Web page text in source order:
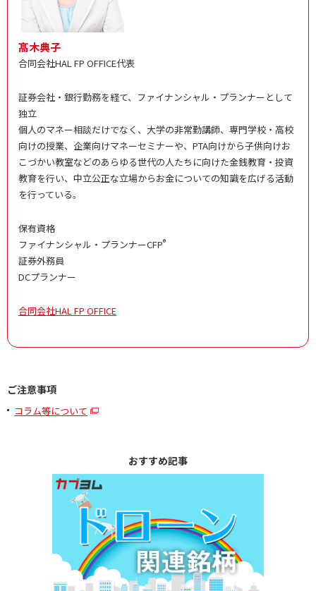
髙木典子
合同会社HAL FP OFFICE代表
証券会社・銀行勤務を経て、ファイナンシャル・プランナーとして
独立
個人のマネー相談だけでなく、大学の非常勤講師、専門学校・高校
向けの授業、企業向けマネーセミナーや、PTA向けから子供向けお
こづかい教室などのあらゆる世代の人たちに向けた金銭教育・投資
教育を行い、中立公正な立場からお金についての知識を広げる活動
を行っている。
保有資格
ファイナンシャル・プランナーCFP®
証券外務員
DCプランナー
合同会社HAL FP OFFICE
ご注意事項
コラム等について
おすすめ記事